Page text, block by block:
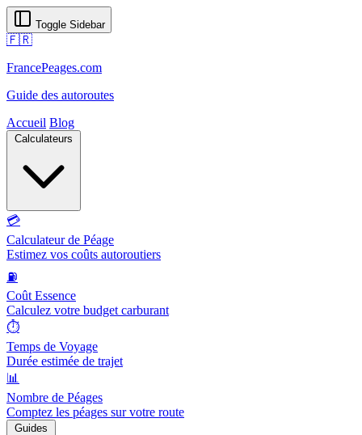
Toggle Sidebar
🇫🇷
FrancePeages.com
Guide des autoroutes
Accueil Blog
Calculateurs
💳
Calculateur de Péage
Estimez vos coûts autoroutiers
⛽
Coût Essence
Calculez votre budget carburant
⏱️
Temps de Voyage
Durée estimée de trajet
📊
Nombre de Péages
Comptez les péages sur votre route
Guides